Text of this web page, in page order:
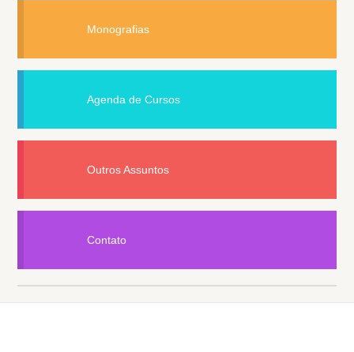
Monografias
Agenda de Cursos
Outros Assuntos
Contato